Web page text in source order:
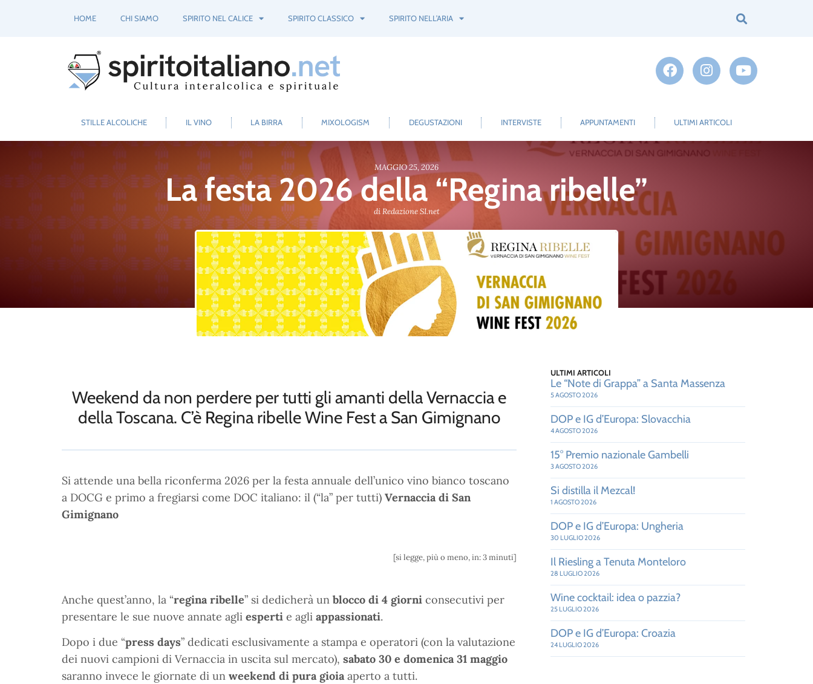
HOME CHI SIAMO SPIRITO NEL CALICE SPIRITO CLASSICO SPIRITO NELL’ARIA
STILLE ALCOLICHE IL VINO LA BIRRA MIXOLOGISM DEGUSTAZIONI INTERVISTE APPUNTAMENTI ULTIMI ARTICOLI
MAGGIO 25, 2026
La festa 2026 della “Regina ribelle”
diRedazione SI.net
Weekend da non perdere per tutti gli amanti della Vernaccia e
della Toscana. C’è Regina ribelle Wine Fest a San Gimignano
Si attende una bella riconferma 2026 per la festa annuale dell’unico vino bianco toscano
a DOCG e primo a fregiarsi come DOC italiano: il (“la” per tutti) Vernaccia di San
Gimignano
[si legge, più o meno, in: 3 minuti]
Anche quest’anno, la “regina ribelle” si dedicherà un blocco di 4 giorni consecutivi per
presentare le sue nuove annate agli esperti e agli appassionati.
Dopo i due “press days” dedicati esclusivamente a stampa e operatori (con la valutazione
dei nuovi campioni di Vernaccia in uscita sul mercato), sabato 30 e domenica 31 maggio
saranno invece le giornate di un weekend di pura gioiaaperto a tutti.
ULTIMI ARTICOLI
Le “Note di Grappa” a Santa Massenza
5 AGOSTO 2026
DOP e IG d’Europa: Slovacchia
4 AGOSTO 2026
15° Premio nazionale Gambelli
3 AGOSTO 2026
Si distilla il Mezcal!
1 AGOSTO 2026
DOP e IG d’Europa: Ungheria
30 LUGLIO 2026
Il Riesling a Tenuta Monteloro
28 LUGLIO 2026
Wine cocktail: idea o pazzia?
25 LUGLIO 2026
DOP e IG d’Europa: Croazia
24 LUGLIO 2026